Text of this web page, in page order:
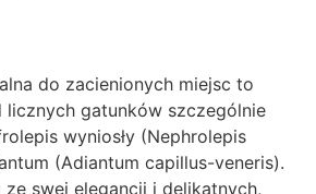
do zacienionych miejsc to
licznych gatunków szczególnie
wyniosły (Nephrolepis
(Adiantum capillus-veneris).
ze swej elegancji i delikatnych,